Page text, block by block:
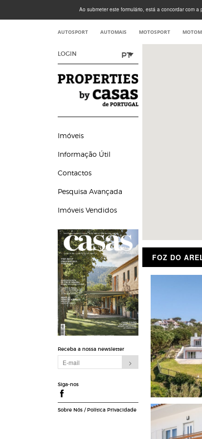
Ao submeter este formulário, está a concordar com
AUTOSPORT AUTOMAIS MOTOSPORT
LOGIN PT
Imóveis
Informação Útil
Contactos
Pesquisa Avançada
Imóveis Vendidos
Receba a nossa newsletter
Siga-nos
Sobre Nós/ Política Privacidade
FOZ DO